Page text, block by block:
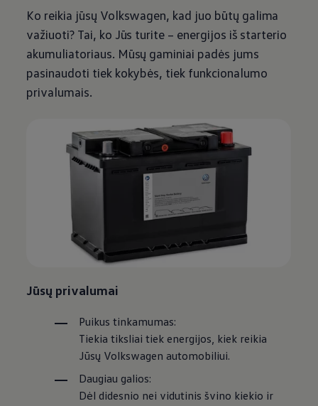
Ko reikia jūsų Volkswagen, kad juo būtų galima
važiuoti? Tai, ko Jūs turite – energijos iš starterio
akumuliatoriaus. Mūsų gaminiai padės jums
pasinaudoti tiek kokybės, tiek funkcionalumo
privalumais.
Jūsų privalumai
Puikus tinkamumas:
Tiekia tiksliai tiek energijos, kiek reikia
Jūsų Volkswagen automobiliui.
Daugiau galios:
Dėl didesnio nei vidutinis švino kiekio ir